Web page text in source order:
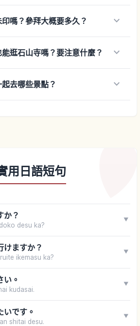
嗎？參拜大概要多久？ keyboard_arrow_down
逛石山寺嗎？要注意什麼？ keyboard_arrow_down
去哪些景點？ keyboard_arrow_down
用日語短句
か？
desu ka?
▼
けますか？
ikemasu ka?
▼
い。
kudasai.
▼
です。
shitai desu.
▼